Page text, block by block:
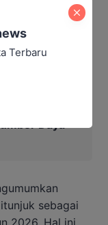
Kalteng,”
sebagai
2026. Hal ini
Terbaru